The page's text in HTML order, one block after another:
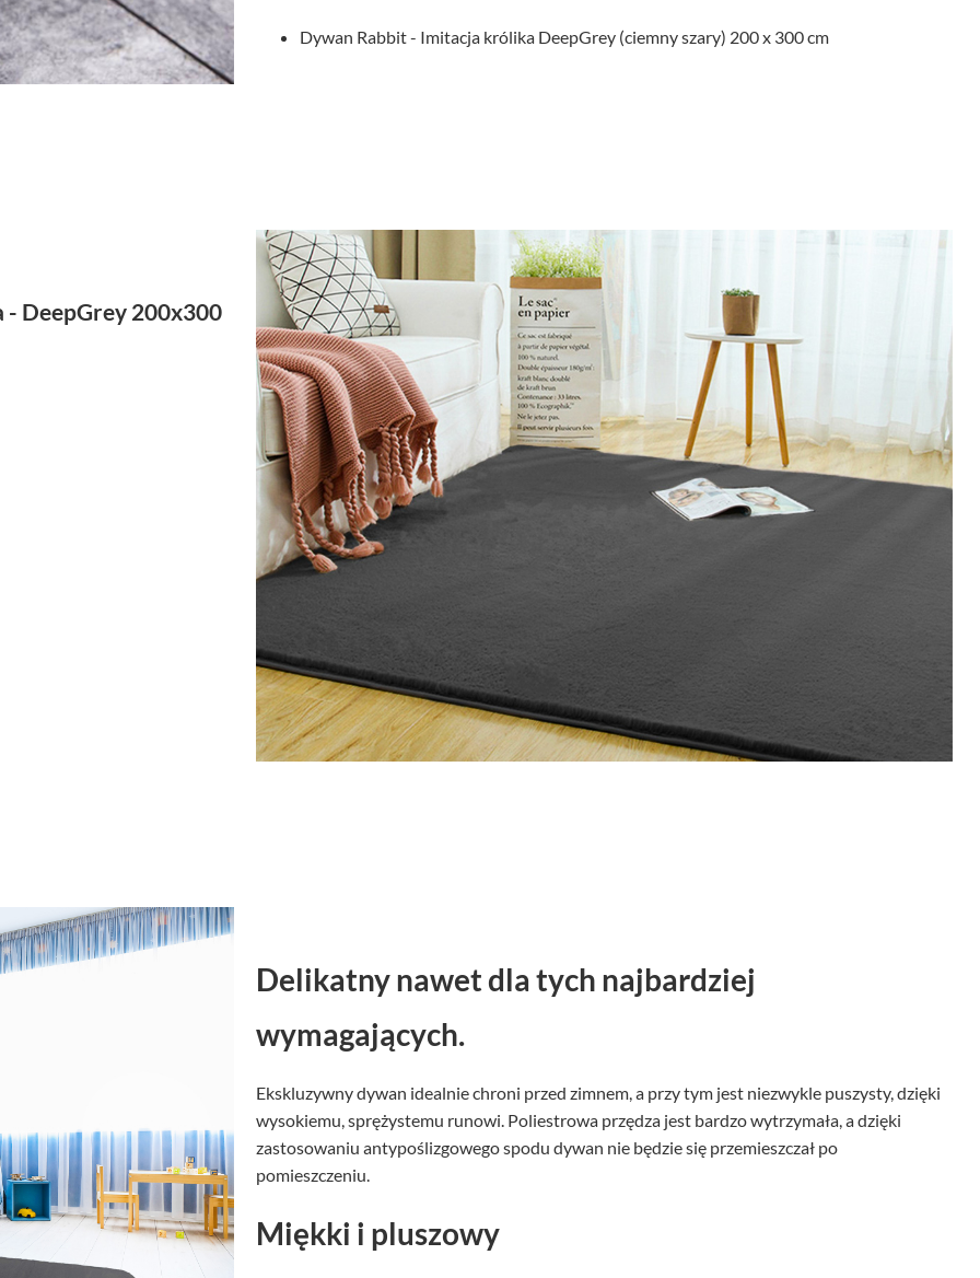
Dywan Rabbit - Imitacja królika DeepGrey (ciemny szary) 200 x 300 cm
DeepGrey 200x300
Delikatny nawet dla tych najbardziej
wymagających.
Ekskluzywny dywan idealnie chroni przed zimnem, a przy tym jest niezwykle puszysty, dzięki
wysokiemu, sprężystemu runowi. Poliestrowa przędza jest bardzo wytrzymała, a dzięki
zastosowaniu antypoślizgowego spodu dywan nie będzie się przemieszczał po
pomieszczeniu.
Miękki i pluszowy